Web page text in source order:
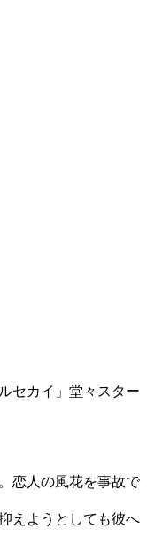
セカイ」堂々スター
恋人の風花を事故で
えようとしても彼へ